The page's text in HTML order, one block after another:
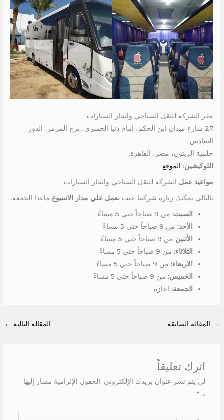
مقر الشركة للنقل السياحي وايجار السيارات:
27 شارع ميدان ابن الحكم، امام دنيا الجمبري، برج المرمر، الدور
السادس
حلمية الزيتون، مصر، القاهرة.
اللوكيشين: الموقع
مواعيد عمل الشركة للنقل السياحي وايجار السيارات
بالتالي يمكنك زيارة شركتنا حيثنعمل علي مدار الاسبوع ماعدا الجمعة.
السبت: من 9 صباحاً حتي 5 مساءً
الأحد: من 9 صباحاً حتي 5 مساءً
الأثنين من 9 صباحاً حتي 5 مساءً
الثلاثاء: من 9 صباحاً حتي 5 مساءً
الاربعاء: من 9 صباحاً حتي 5 مساءً
الخميس: من 9 صباحاً حتي 5 مساءً
الجمعة: اجازة
→ المقالة السابقة المقالة التالية ←
اترك تعليقاً
لن يتم نشر عنوان بريدك الإلكتروني. الحقول الإلزامية مشار إليها
بـ *